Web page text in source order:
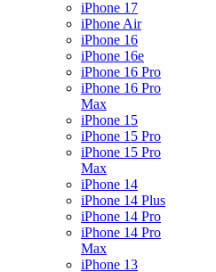
iPhone 17
iPhone Air
iPhone 16
iPhone 16e
iPhone 16 Pro
iPhone 16 Pro
Max
iPhone 15
iPhone 15 Pro
iPhone 15 Pro
Max
iPhone 14
iPhone 14 Plus
iPhone 14 Pro
iPhone 14 Pro
Max
iPhone 13